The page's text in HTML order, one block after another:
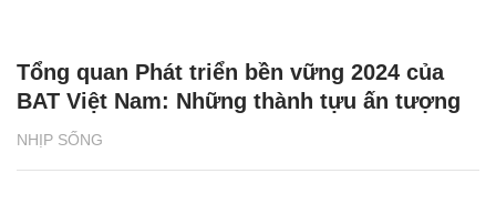
NHỊP SỐNG
Tổng quan Phát triển bền vững 2024 của
BAT Việt Nam: Những thành tựu ấn tượng